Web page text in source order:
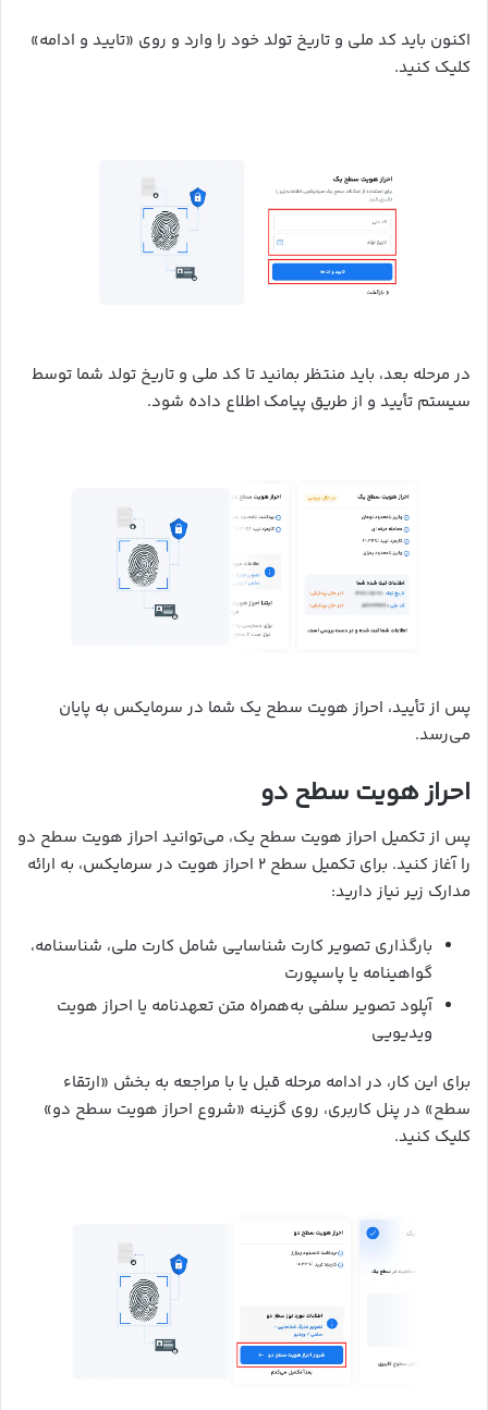
اکنون باید کد ملی و تاریخ تولد خود را وارد و روی «تایید و ادامه»
کلیک کنید.
در مرحله بعد، باید منتظر بمانید تا کد ملی و تاریخ تولد شما توسط
سیستم تأیید و از طریق پیامک اطلاع داده شود.
پس از تأیید، احراز هویت سطح یک شما در سرمایکس به پایان
می‌رسد.
احراز هویت سطح دو
پس از تکمیل احراز هویت سطح یک، می‌توانید احراز هویت سطح دو
را آغاز کنید. برای تکمیل سطح ۲ احراز هویت در سرمایکس، به ارائه
مدارک زیر نیاز دارید:
بارگذاری تصویر کارت شناسایی شامل کارت ملی، شناسنامه،
گواهینامه یا پاسپورت
آپلود تصویر سلفی به‌همراه متن تعهدنامه یا احراز هویت
ویدیویی
برای این کار، در ادامه مرحله قبل یا با مراجعه به بخش «ارتقاء
سطح» در پنل کاربری، روی گزینه «شروع احراز هویت سطح دو»
کلیک کنید.